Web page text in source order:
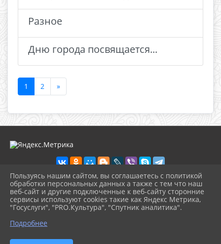
Разное
Дню города посвящается...
1 2 »
2026 г. ikmot.kulturatuapse.ru
Вход
Карта сайта
Политика обработки персональных данных
Сделано на KubCMS
Пользуясь нашим сайтом, вы соглашаетесь с политикой
обработки персональных данных а также с тем что наш
веб-сайт и другие подключенные к веб-сайту сторонние
сервисы используют cookies такие как Яндекс Метрика,
"Госуслуги", "PRO.Культура", "Спутник аналитика".
Подробнее